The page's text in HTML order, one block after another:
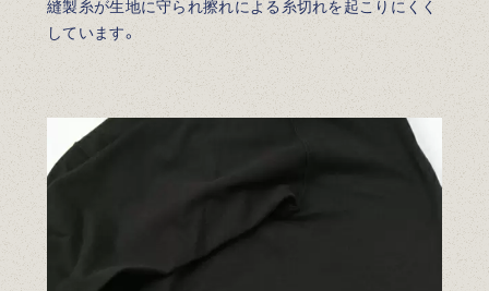
縫製糸が生地に守られ擦れによる糸切れを起こりにくく
しています。